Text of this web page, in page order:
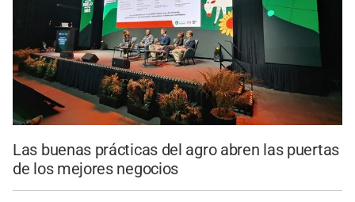
Las buenas prácticas del agro abren las puertas
de los mejores negocios